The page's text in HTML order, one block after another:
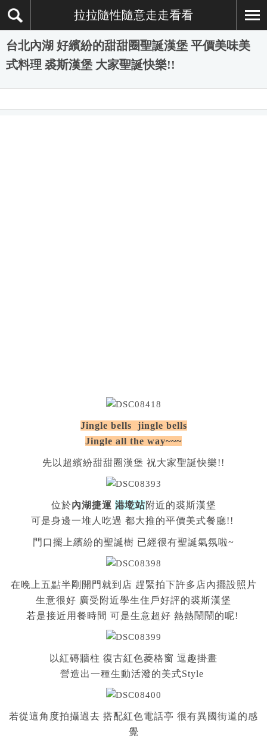
拉拉隨性隨意走走看看
台北內湖 好繽紛的甜甜圈聖誕漢堡 平價美味美
式料理 裘斯漢堡 大家聖誕快樂!!
Jingle bells jingle bells
Jingle all the way~~~
先以超繽紛甜甜圈漢堡 祝大家聖誕快樂!!
位於內湖捷運 港墘站附近的裘斯漢堡
可是身邊一堆人吃過 都大推的平價美式餐廳!!
門口擺上繽紛的聖誕樹 已經很有聖誕氣氛啦~
在晚上五點半剛開門就到店 趕緊拍下許多店內擺設照片
生意很好 廣受附近學生住戶好評的裘斯漢堡
若是接近用餐時間 可是生意超好 熱熱鬧鬧的呢!
以紅磚牆柱 復古紅色菱格窗 逗趣掛畫
營造出一種生動活潑的美式Style
若從這角度拍攝過去 搭配紅色電話亭 很有異國街道的感
覺